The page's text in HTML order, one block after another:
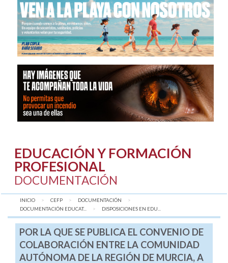
EDUCACIÓN Y FORMACIÓN
PROFESIONAL
DOCUMENTACIÓN
INICIO CEFP
DOCUMENTACIÓN
DOCUMENTACIÓN EDUCAT...
AQUÍ:
DISPOSICIONES EN EDU...
POR LA QUE SE PUBLICA EL CONVENIO DE
COLABORACIÓN ENTRE LA COMUNIDAD
AUTÓNOMA DE LA REGIÓN DE MURCIA, A